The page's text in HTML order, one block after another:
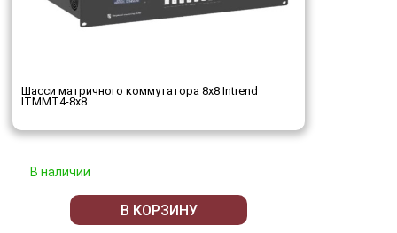
Шасси матричного коммутатора 8x8 Intrend
ITMMT4-8x8
В наличии
В КОРЗИНУ